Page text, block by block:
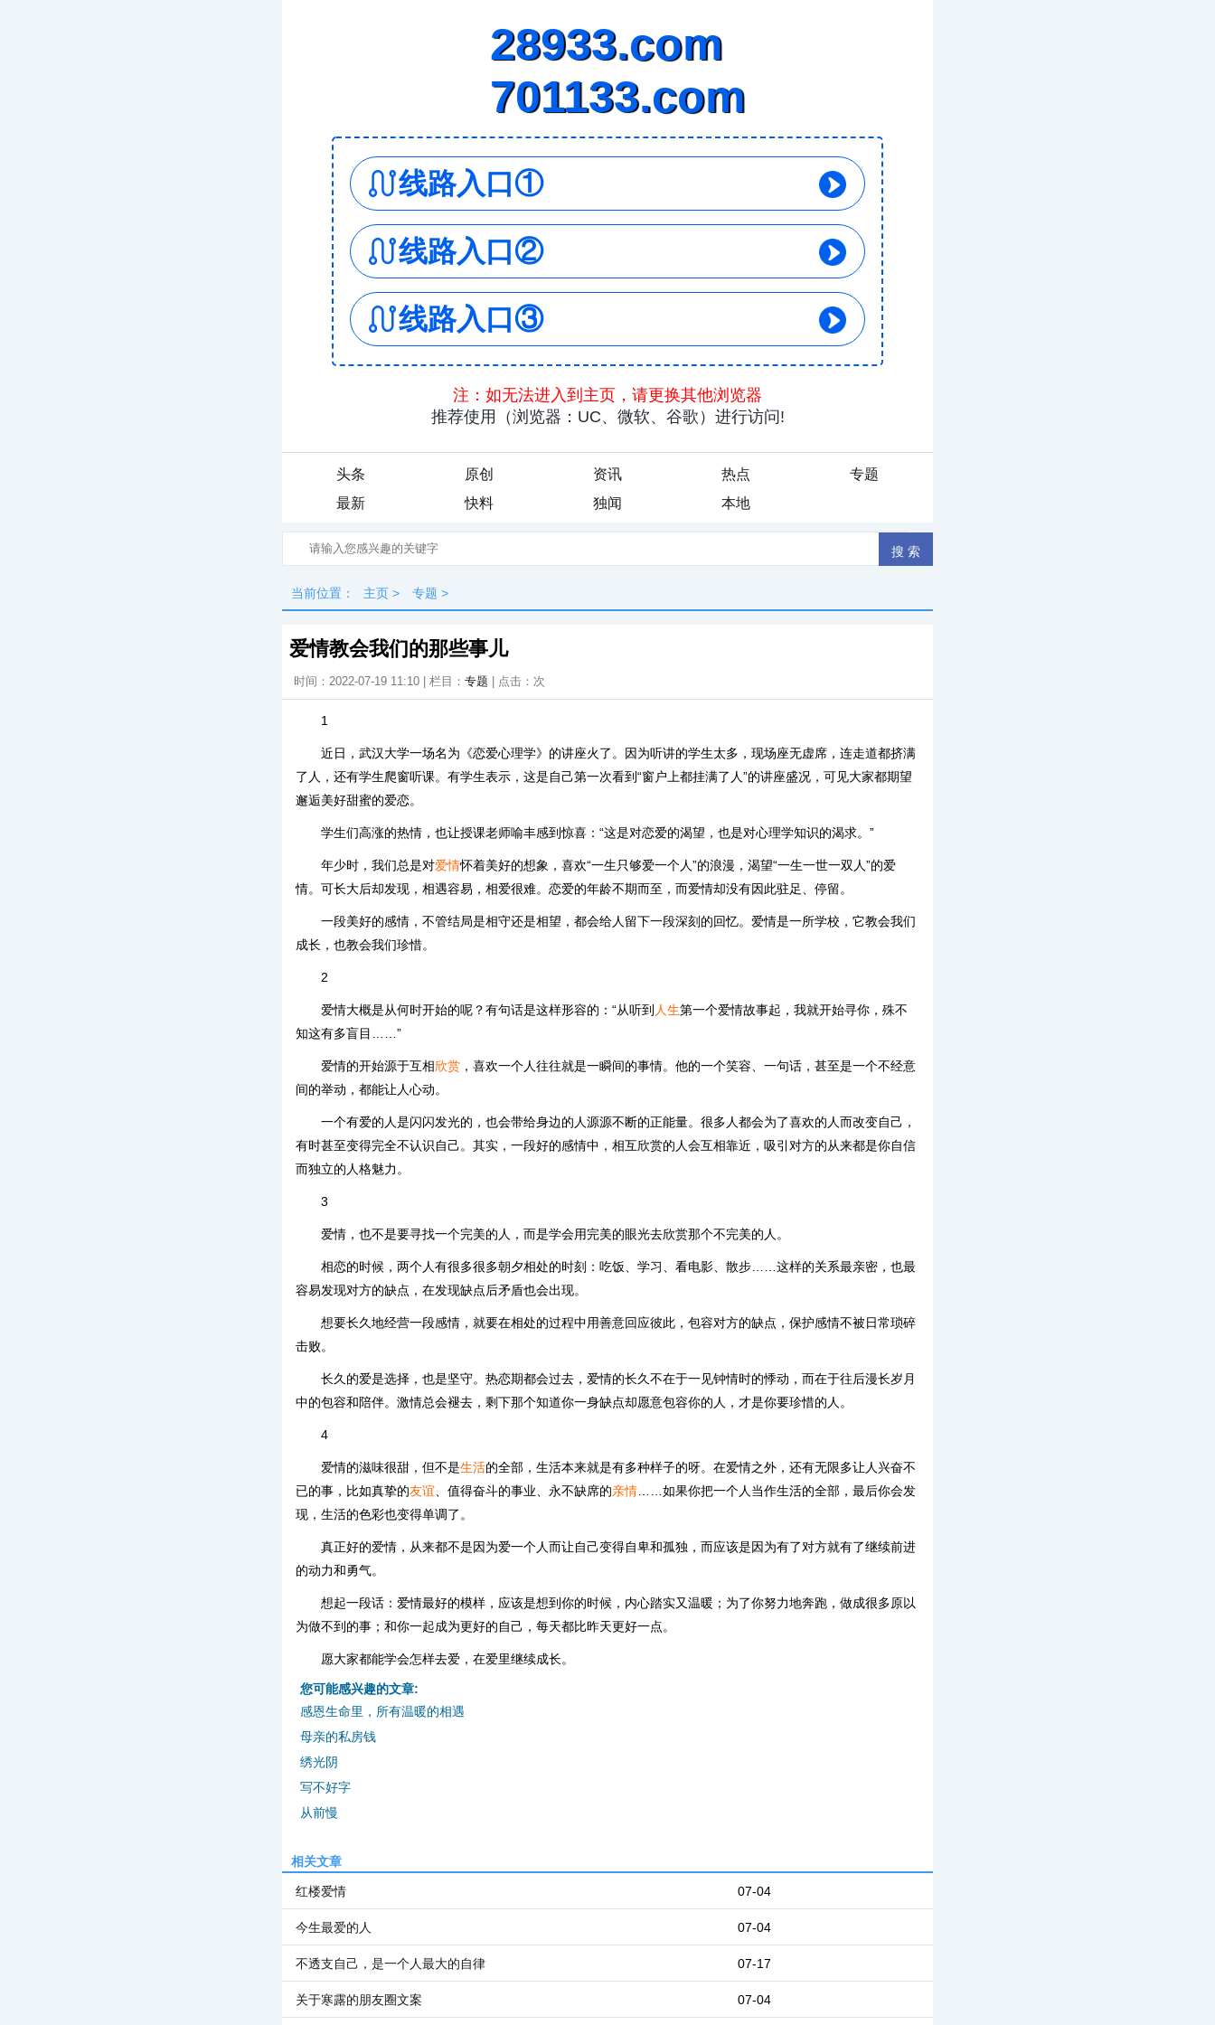
头条 原创 资讯 热点
专题
最新
快料 独闻 本地
当前位置： 主页 > 专题 >
爱情教会我们的那些事儿
时间：2022-07-19 11:10 | 栏目： 专题 | 点击： 次
1
近日，武汉大学一场名为《恋爱心理学》的讲座火了。因为听讲的学生太多，现场座无虚席，连走道都挤满
了人，还有学生爬窗听课。有学生表示，这是自己第一次看到“窗户上都挂满了人”的讲座盛况，可见大家都期望
邂逅美好甜蜜的爱恋。
学生们高涨的热情，也让授课老师喻丰感到惊喜：“这是对恋爱的渴望，也是对心理学知识的渴求。”
年少时，我们总是对爱情怀着美好的想象，喜欢“一生只够爱一个人”的浪漫，渴望“一生一世一双人”的爱
情。可长大后却发现，相遇容易，相爱很难。恋爱的年龄不期而至，而爱情却没有因此驻足、停留。
一段美好的感情，不管结局是相守还是相望，都会给人留下一段深刻的回忆。爱情是一所学校，它教会我们
成长，也教会我们珍惜。
2
爱情大概是从何时开始的呢？有句话是这样形容的：“从听到 人生第一个爱情故事起，我就开始寻你，殊不
知这有多盲目……”
爱情的开始源于互相欣赏 ，喜欢一个人往往就是一瞬间的事情。他的一个笑容、一句话，甚至是一个不经意
间的举动，都能让人心动。
一个有爱的人是闪闪发光的，也会带给身边的人源源不断的正能量。很多人都会为了喜欢的人而改变自己，
有时甚至变得完全不认识自己。其实，一段好的感情中，相互欣赏的人会互相靠近，吸引对方的从来都是你自信
而独立的人格魅力。
3
爱情，也不是要寻找一个完美的人，而是学会用完美的眼光去欣赏那个不完美的人。
相恋的时候，两个人有很多很多朝夕相处的时刻：吃饭、学习、看电影、散步……这样的关系最亲密，也最
容易发现对方的缺点，在发现缺点后矛盾也会出现。
想要长久地经营一段感情，就要在相处的过程中用善意回应彼此，包容对方的缺点，保护感情不被日常琐碎
击败。
长久的爱是选择，也是坚守。热恋期都会过去，爱情的长久不在于一见钟情时的悸动，而在于往后漫长岁月
中的包容和陪伴。激情总会褪去，剩下那个知道你一身缺点却愿意包容你的人，才是你要珍惜的人。
4
爱情的滋味很甜，但不是生活的全部，生活本来就是有多种样子的呀。在爱情之外，还有无限多让人兴奋不
已的事，比如真挚的友谊 、值得奋斗的事业、永不缺席的亲情 ……如果你把一个人当作生活的全部，最后你会发
现，生活的色彩也变得单调了。
真正好的爱情，从来都不是因为爱一个人而让自己变得自卑和孤独，而应该是因为有了对方就有了继续前进
的动力和勇气。
想起一段话：爱情最好的模样，应该是想到你的时候，内心踏实又温暖；为了你努力地奔跑，做成很多原以
为做不到的事；和你一起成为更好的自己，每天都比昨天更好一点。
愿大家都能学会怎样去爱，在爱里继续成长。
您可能感兴趣的文章:
感恩生命里，所有温暖的相遇
母亲的私房钱
绣光阴
写不好字
从前慢
相关文章
07-04
红楼爱情
07-04
今生最爱的人
07-17
不透支自己，是一个人最大的自律
07-04
关于寒露的朋友圈文案